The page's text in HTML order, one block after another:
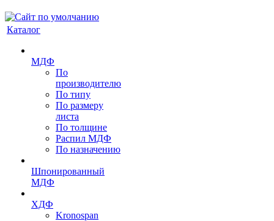
Каталог
МДФ
По
производителю
По типу
По размеру
листа
По толщине
Распил МДФ
По назначению
Шпонированный
МДФ
ХДФ
Kronospan